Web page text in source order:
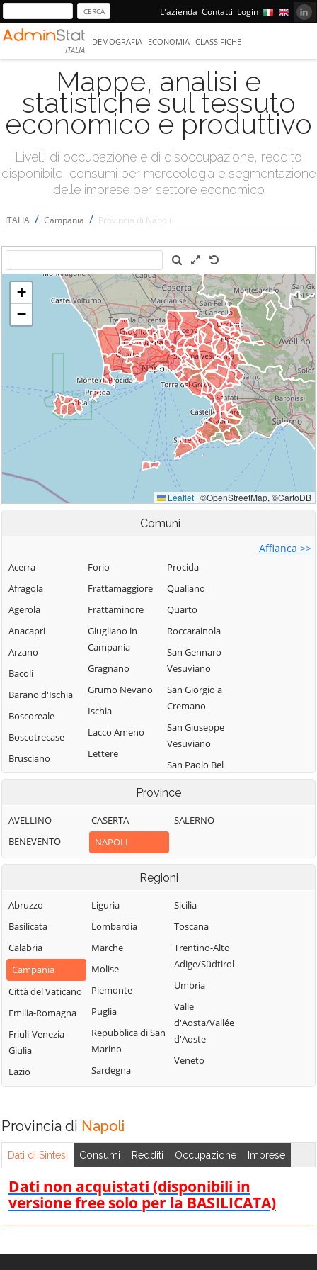
L'azienda Contatti Login
ITALIA
DEMOGRAFIA ECONOMIA CLASSIFICHE
Mappe, analisi e
statistiche sul tessuto
economico e produttivo
Livelli di occupazione e di disoccupazione, reddito
disponibile, consumi per merceologia e segmentazione
delle imprese per settore economico
ITALIA / Campania / Provincia di Napoli
Comuni
Affianca >>
Acerra
Afragola
Agerola
Anacapri
Arzano
Bacoli
Barano d'Ischia
Boscoreale
Boscotrecase
Brusciano
Caivano
Camposano
Capri
Carbonara di
Cardito
Casalnuovo di
Casamarciano
Casamicciola
Terme
Casandrino
Casavatore
Stabia
Castello di
Cisterna
Cercola
Cicciano
Cimitile
Forio
Frattamaggiore
Frattaminore
Giugliano in
Campania
Gragnano
Grumo Nevano
Ischia
Lacco Ameno
Lettere
Liveri
Marano di Napoli
Mariglianella
Marigliano
Massa di Somma
Massa Lubrense
Melito di Napoli
Meta
Monte di Procida
Mugnano di
Ottaviano
Palma Campania
Piano di Sorrento
Poggiomarino
Pollena Trocchia
d'Arco
Pompei
Pozzuoli
Procida
Qualiano
Quarto
Roccarainola
San Gennaro
Vesuviano
San Giorgio a
Cremano
San Giuseppe
Vesuviano
San Paolo Bel
Sito
Vesuvio
Sant'Agnello
Sant'Anastasia
Sant'Antimo
Sant'Antonio
Santa Maria la
Carità
Saviano
Scisciano
Serrara Fontana
Somma
Terzigno
Torre Annunziata
Torre del Greco
Trecase
Tufino
Province
AVELLINO
BENEVENTO
CASERTA
NAPOLI
SALERNO
Regioni
Abruzzo
Basilicata
Calabria
Campania
Città del Vaticano
Emilia-Romagna
Friuli-Venezia
Giulia
Lazio
Liguria
Lombardia
Marche
Molise
Piemonte
Puglia
Repubblica di San
Marino
Sardegna
Sicilia
Toscana
Trentino-Alto
Adige/Südtirol
Umbria
Valle
d'Aosta/Vallée
d'Aoste
Veneto
Provincia di Napoli
Dati di Sintesi Consumi Redditi Occupazione Imprese
Dati non acquistati (disponibili in
versione free solo per la BASILICATA)